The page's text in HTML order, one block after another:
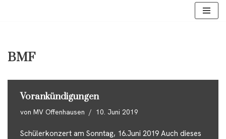
springen
BMF
Vorankündigungen
von MV Offenhausen 10. Juni 2019
Schülerkonzert am Sonntag, 16.Juni 2019 Auch dieses